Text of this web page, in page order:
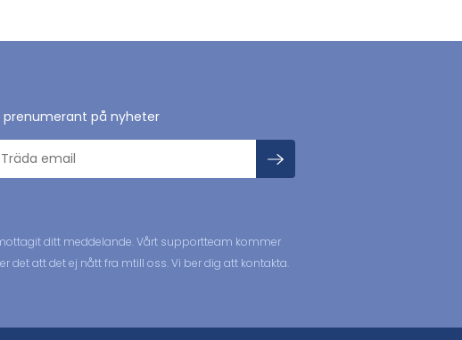
prenumerant på nyheter
ditt meddelande. Vårt supportteam kommer
att det ej nått fra mtill oss. Vi ber dig att kontakta.